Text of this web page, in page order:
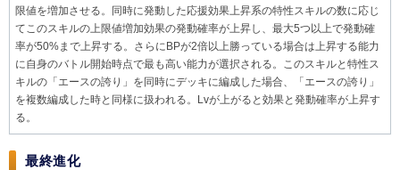
限値を増加させる。同時に発動した応援効果上昇系の特性スキルの数に応じ
てこのスキルの上限値増加効果の発動確率が上昇し、最大5つ以上で発動確
率が50%まで上昇する。さらにBPが2倍以上勝っている場合は上昇する能力
に自身のバトル開始時点で最も高い能力が選択される。このスキルと特性ス
キルの「エースの誇り」を同時にデッキに編成した場合、「エースの誇り」
を複数編成した時と同様に扱われる。Lvが上がると効果と発動確率が上昇す
る。
最終進化